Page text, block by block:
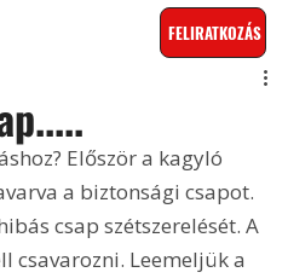
FELIRATKOZÁS
Először a kagyló
a biztonsági csapot.
csap szétszerelését. A
csavarozni. Leemeljük a